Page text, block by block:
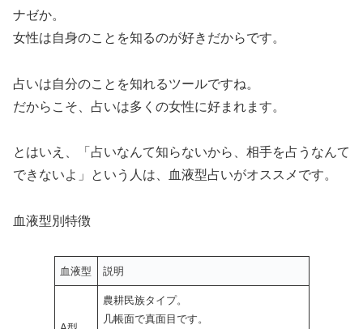
ナゼか。
女性は自身のことを知るのが好きだからです。
占いは自分のことを知れるツールですね。
だからこそ、占いは多くの女性に好まれます。
とはいえ、「占いなんて知らないから、相手を占うなんて
できないよ」という人は、血液型占いがオススメです。
血液型別特徴
血液型 説明
農耕民族タイプ。
几帳面で真面目です。